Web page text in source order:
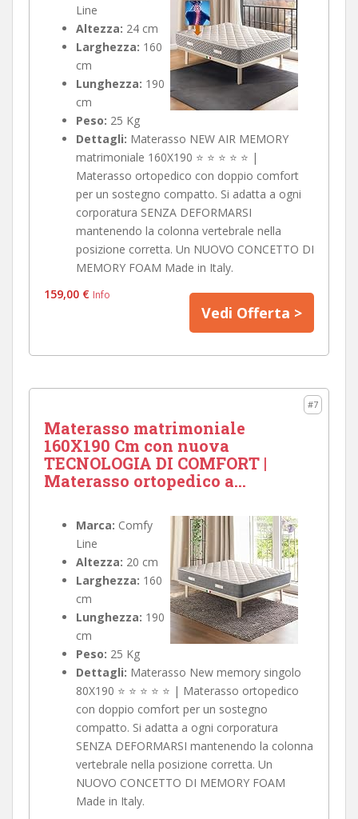
Line
Altezza: 24 cm
Larghezza: 160
cm
Lunghezza: 190
cm
Peso: 25 Kg
Dettagli: Materasso NEW AIR MEMORY
matrimoniale 160X190 ⭐ ⭐ ⭐ ⭐ ⭐ |
Materasso ortopedico con doppio comfort
per un sostegno compatto. Si adatta a ogni
corporatura SENZA DEFORMARSI
mantenendo la colonna vertebrale nella
posizione corretta. Un NUOVO CONCETTO DI
MEMORY FOAM Made in Italy.
159,00 € Info
Vedi Offerta >
#7
Materasso matrimoniale
160X190 Cm con nuova
TECNOLOGIA DI COMFORT |
Materasso ortopedico a...
Marca: Comfy
Line
Altezza: 20 cm
Larghezza: 160
cm
Lunghezza: 190
cm
Peso: 25 Kg
Dettagli: Materasso New memory singolo
80X190 ⭐ ⭐ ⭐ ⭐ ⭐ | Materasso ortopedico
con doppio comfort per un sostegno
compatto. Si adatta a ogni corporatura
SENZA DEFORMARSI mantenendo la colonna
vertebrale nella posizione corretta. Un
NUOVO CONCETTO DI MEMORY FOAM
Made in Italy.